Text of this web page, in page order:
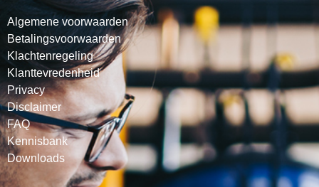
Algemene voorwaarden
Betalingsvoorwaarden
Klachtenregeling
Klanttevredenheid
Privacy
Disclaimer
FAQ
Kennisbank
Downloads